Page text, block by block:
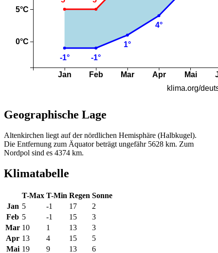
Geographische Lage
Altenkirchen liegt auf der nördlichen Hemisphäre (Halbkugel).
Die Entfernung zum Äquator beträgt ungefähr 5628 km. Zum
Nordpol sind es 4374 km.
Klimatabelle
T-Max T-Min Regen Sonne
Jan 5 -1 17
2
Feb 5 -1 15
3
Mar 10 1 13
3
Apr 13 4 15
5
Mai 19 9 13 6